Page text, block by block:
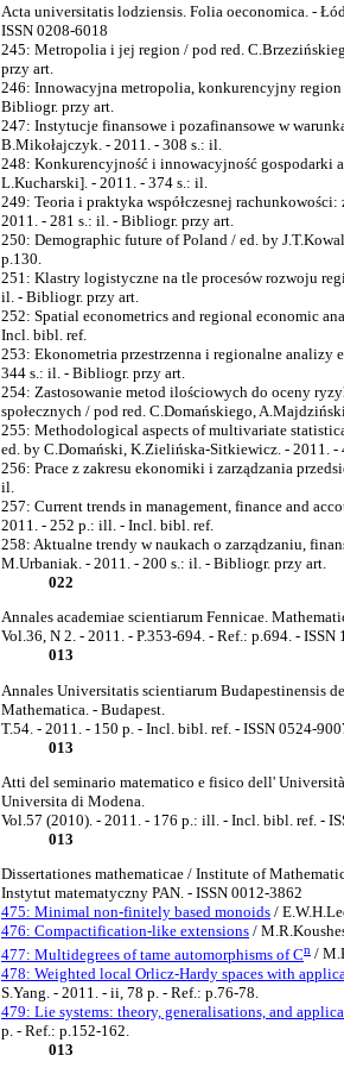
Acta universitatis lodziensis. Folia oeconomica. -
ISSN 0208-6018
245: Metropolia i jej region / pod red.
przy art.
246: Innowacyjna metropolia, konkurencyjny
Bibliogr. przy art.
247: Instytucje finansowe i pozafinansowe w
B.Mikołajczyk. - 2011. - 308 s.: il.
248: Konkurencyjność i innowacyjność gospodarki
L.Kucharski]. - 2011. - 374 s.: il.
249: Teoria i praktyka współczesnej
2011. - 281 s.: il. - Bibliogr. przy art.
250: Demographic future of Poland / ed. by
p.130.
251: Klastry logistyczne na tle procesów rozwoju
il. - Bibliogr. przy art.
252: Spatial econometrics and regional economic
Incl. bibl. ref.
253: Ekonometria przestrzenna i regionalne analizy
344 s.: il. - Bibliogr. przy art.
254: Zastosowanie metod ilościowych do oceny
społecznych / pod red. C.Domańskiego,
255: Methodological aspects of multivariate
ed. by C.Domański, K.Zielińska-Sitkiewicz. - 2011.
256: Prace z zakresu ekonomiki i zarządzania
il.
257: Current trends in management, finance and
2011. - 252 p.: ill. - Incl. bibl. ref.
258: Aktualne trendy w naukach o zarządzaniu,
M.Urbaniak. - 2011. - 200 s.: il. - Bibliogr. przy art.
022
Annales academiae scientiarum Fennicae.
Vol.36, N 2. - 2011. - P.353-694. - Ref.: p.694. - ISSN
013
Annales Universitatis scientiarum Budapestinensis
Mathematica. - Budapest.
T.54. - 2011. - 150 p. - Incl. bibl. ref. - ISSN 0524-
013
Atti del seminario matematico e fisico dell'
Universita di Modena.
Vol.57 (2010). - 2011. - 176 p.: ill. - Incl. bibl. ref. -
013
Dissertationes mathematicae / Institute of
Instytut matematyczny PAN. - ISSN 0012-3862
475: Minimal non-finitely based monoids /
476: Compactification-like extensions /
477: Multidegrees of tame automorphisms of Cn /
478: Weighted local Orlicz-Hardy spaces with
S.Yang. - 2011. - ii, 78 p. - Ref.: p.76-78.
479: Lie systems: theory, generalisations, and
p. - Ref.: p.152-162.
013